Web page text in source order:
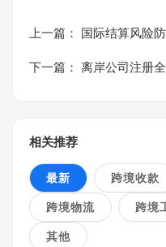
上一篇： 国际结算风险
下一篇： 离岸公司注册
相关推荐
最新 跨境收款
跨境物流 跨境
其他